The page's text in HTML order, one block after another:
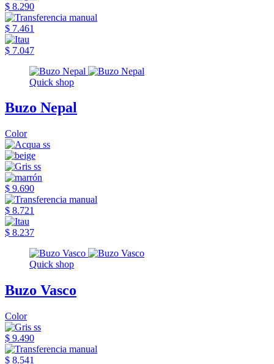
$ 8.290
$ 7.461
$ 7.047
Quick shop
Buzo Nepal
Color
$ 9.690
$ 8.721
$ 8.237
Quick shop
Buzo Vasco
Color
$ 9.490
$ 8.541